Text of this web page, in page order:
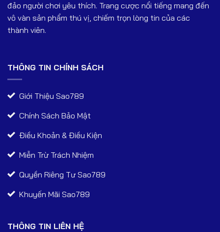
đảo người chơi yêu thích. Trang cược nổi tiếng mang đến
vô vàn sản phẩm thú vị, chiếm trọn lòng tin của các
thành viên.
THÔNG TIN CHÍNH SÁCH
Giới Thiệu Sao789
Chính Sách Bảo Mật
Điều Khoản & Điều Kiện
Miễn Trừ Trách Nhiệm
Quyền Riêng Tư Sao789
Khuyến Mãi Sao789
THÔNG TIN LIÊN HỆ